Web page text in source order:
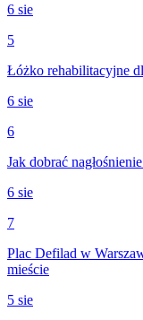
6 sie
5
Łóżko rehabilitacyjne
6 sie
6
Jak dobrać
6 sie
7
Plac Defilad w
mieście
5 sie